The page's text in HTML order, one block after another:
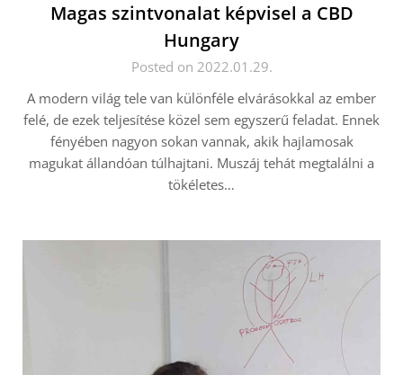
Magas szintvonalat képvisel a CBD
Hungary
Posted on 2022.01.29.
A modern világ tele van különféle elvárásokkal az ember
felé, de ezek teljesítése közel sem egyszerű feladat. Ennek
fényében nagyon sokan vannak, akik hajlamosak
magukat állandóan túlhajtani. Muszáj tehát megtalálni a
tökéletes…